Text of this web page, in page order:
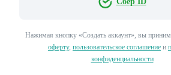
Нажимая кнопку «Создать аккаунт», вы
оферту, пользовательское соглашение и
конфиденциальности